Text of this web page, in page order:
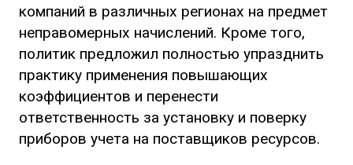
компаний в различных регионах на предмет
неправомерных начислений. Кроме того,
политик предложил полностью упразднить
практику применения повышающих
коэффициентов и перенести
ответственность за установку и поверку
приборов учета на поставщиков ресурсов.